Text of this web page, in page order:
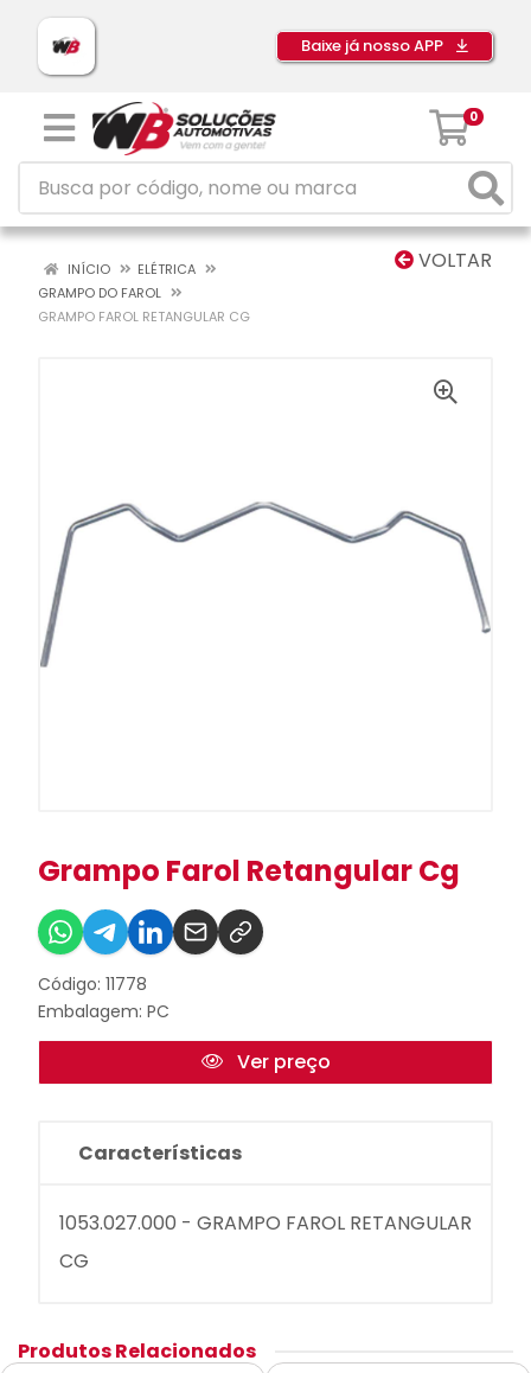
Baixe já nosso APP
0
VOLTAR
INÍCIO
ELÉTRICA
GRAMPO DO FAROL
GRAMPO FAROL RETANGULAR CG
Grampo Farol Retangular Cg
Código: 11778
Embalagem: PC
Ver preço
Características
1053.027.000 - GRAMPO FAROL RETANGULAR
CG
Produtos Relacionados